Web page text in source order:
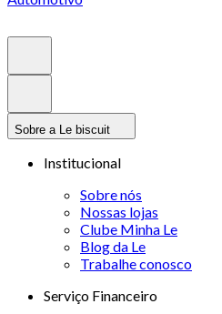
Sobre a Le biscuit
Institucional
Sobre nós
Nossas lojas
Clube Minha Le
Blog da Le
Trabalhe conosco
Serviço Financeiro